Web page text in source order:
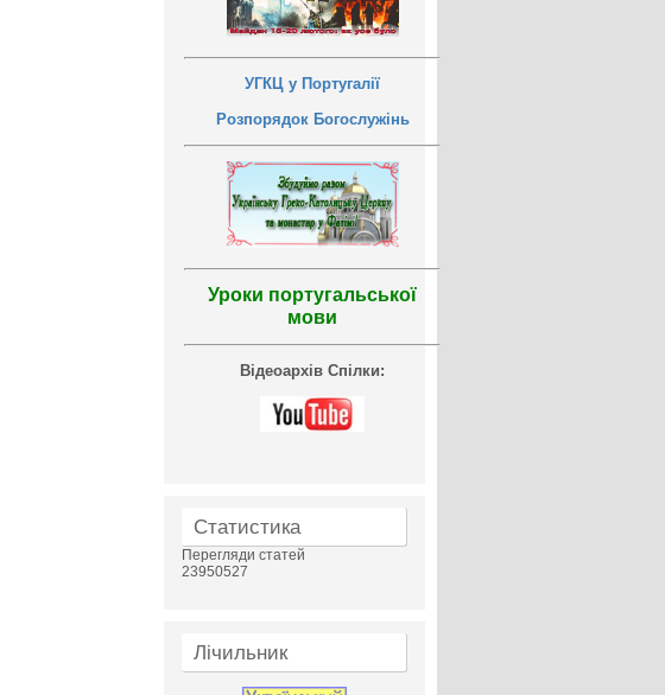
УГКЦ у Португалії
Розпорядок Богослужінь
Уроки португальської
мови
Відеоархів Спілки:
Статистика
Перегляди статей
23950527
Лічильник